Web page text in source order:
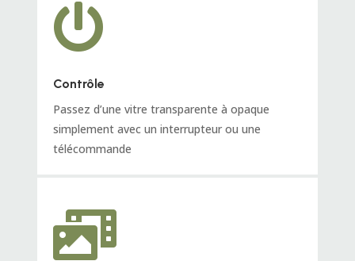

Contrôle
Passez d’une vitre transparente à opaque
simplement avec un interrupteur ou une
télécommande
